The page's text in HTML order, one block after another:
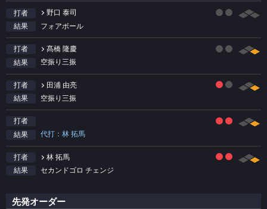
打者
野口 泰司
結果
フォアボール
打者
髙橋 隆慶
結果
空振り三振
打者
田浦 由亮
結果
空振り三振
打者
結果
代打：林 拓馬
打者
林 拓馬
結果
セカンドゴロ チェンジ
先発オーダー